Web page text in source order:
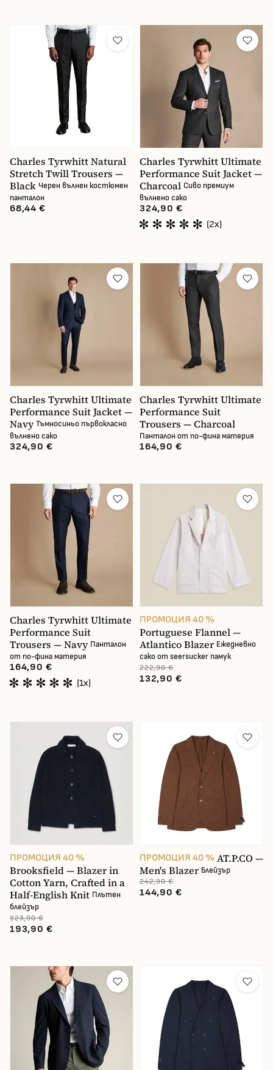
Charles Tyrwhitt Natural
Stretch Twill Trousers —
Black Черен вълнен костюмен
панталон
68,44 €
Charles Tyrwhitt Ultimate
Performance Suit Jacket —
Charcoal Сиво премиум
вълнено сако
324,90 €
(2x)
Charles Tyrwhitt Ultimate
Performance Suit Jacket —
Navy Тъмносиньо първокласно
вълнено сако
324,90 €
Charles Tyrwhitt Ultimate
Performance Suit
Trousers — Charcoal
Панталон от по-фина материя
164,90 €
Charles Tyrwhitt Ultimate
Performance Suit
Trousers — Navy Панталон
от по-фина материя
164,90 €
(1x)
ПРОМОЦИЯ 40 %
Portuguese Flannel —
Atlantico Blazer Ежедневно
сако от seersucker памук
222,90 €
132,90 €
ПРОМОЦИЯ 40 %
Brooksfield — Blazer in
Cotton Yarn, Crafted in a
Half-English Knit Плътен
блейзър
323,90 €
193,90 €
ПРОМОЦИЯ 40 % AT.P.CO —
Men's Blazer Блейзър
242,90 €
144,90 €